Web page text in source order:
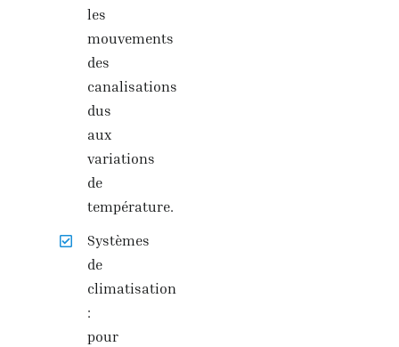
les
mouvements
des
canalisations
dus
aux
variations
de
température.
Systèmes
de
climatisation
:
pour